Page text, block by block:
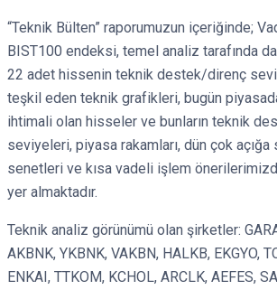
“Teknik Bülten” raporumuzun içeriğinde;
BIST100 endeksi, temel analiz tarafında
22 adet hissenin teknik destek/direnç
teşkil eden teknik grafikleri, bugün
ihtimali olan hisseler ve bunların teknik
seviyeleri, piyasa rakamları, dün çok açığa
senetleri ve kısa vadeli işlem
yer almaktadır.
Teknik analiz görünümü olan şirketler:
AKBNK, YKBNK, VAKBN, HALKB, EKGYO,
ENKAI, TTKOM, KCHOL, ARCLK, AEFES,